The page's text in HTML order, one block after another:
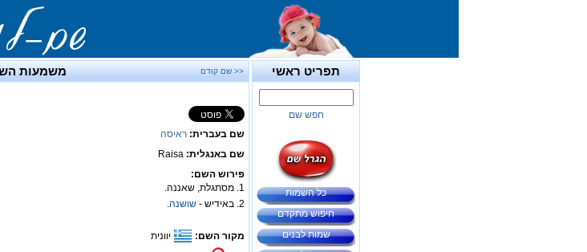
תפריט ראשי
חפש שם
כל השמות
חיפוש מתקדם
שמות לבנים
<< שם קודם משמעות
שם בעברית: ראיסה
שם באנגלית: Raisa
פירוש השם:
1. מסתגלת, שאננה.
2. באידיש -
שושנה.
מקור השם:
יוונית